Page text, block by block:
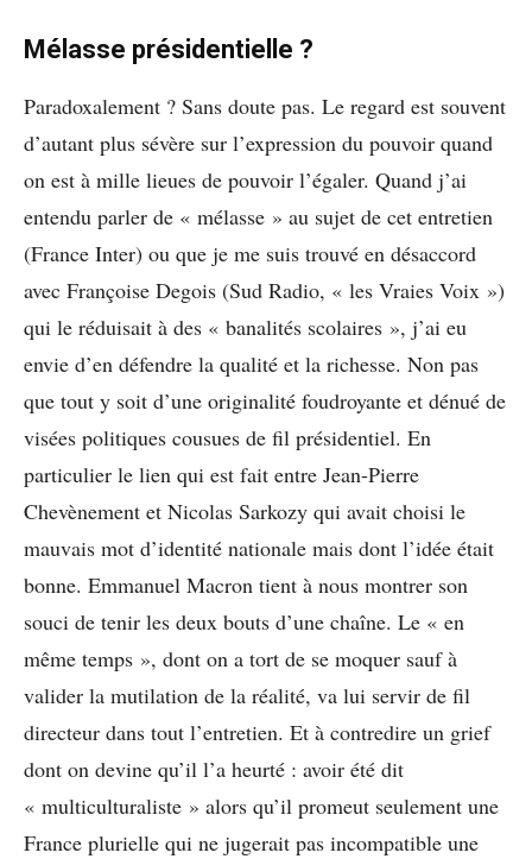
Mélasse présidentielle ?
Paradoxalement ? Sans doute pas. Le regard est souvent
d’autant plus sévère sur l’expression du pouvoir quand
on est à mille lieues de pouvoir l’égaler. Quand j’ai
entendu parler de « mélasse » au sujet de cet entretien
(France Inter) ou que je me suis trouvé en désaccord
avec Françoise Degois (Sud Radio, « les Vraies Voix »)
qui le réduisait à des « banalités scolaires », j’ai eu
envie d’en défendre la qualité et la richesse. Non pas
que tout y soit d’une originalité foudroyante et dénué de
visées politiques cousues de fil présidentiel. En
particulier le lien qui est fait entre Jean-Pierre
Chevènement et Nicolas Sarkozy qui avait choisi le
mauvais mot d’identité nationale mais dont l’idée était
bonne. Emmanuel Macron tient à nous montrer son
souci de tenir les deux bouts d’une chaîne. Le « en
même temps », dont on a tort de se moquer sauf à
valider la mutilation de la réalité, va lui servir de fil
directeur dans tout l’entretien. Et à contredire un grief
dont on devine qu’il l’a heurté : avoir été dit
« multiculturaliste » alors qu’il promeut seulement une
France plurielle qui ne jugerait pas incompatible une